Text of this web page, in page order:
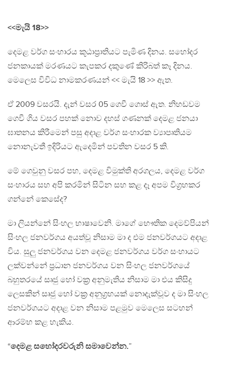
<<මැයි 18>>
දෙමළ වර්ග සංහාරය කූඨාප්‍රාතියට පැමිණ දිනය. සහෝදර
ජනකායක් මරණයට කැපකර දකුණේ කිරිබත් කෑ දිනය.
මෙලෙස විවිධ නාමකරණයන් << මැයි 18 >> ඇත.
ඒ 2009 වසරයි. දැන් වසර 05 ගෙවී ගොස් ඇත. නිහඩවම
ගෙවී ගිය වසර පහක් නොව දහස් ගණනක් දෙමළ ජනයා
ඝාතනය කිරීමෙන් පසු අදාළ වර්ග සංහාරක ව්‍යාපෘතියම
නොනැවතී ඉදිරියට ඇදෙමින් පවතින වසර 5 කි.
මේ ගෙවුනු වසර පහ, දෙමළ විමුක්ති අරගලය, දෙමළ වර්ග
සංහාරය සහ අපි කරමින් සිටින සහ කළ ​දෑ අපම විග්‍රහකර
ගන්නේ කෙසේද?
මා ලියන්නේ සිංහල භාෂාවෙනි. මාගේ භෞතික දෙමව්පියන්
සිංහල ජනවර්ගය අයත්වූ නිසාම මා ද එම ජනවර්ගයට අදාළ
විය. සුලු ජනවර්ගය වන දෙමළ ජනවර්ගය වර්ග සංහායට
ලක්වන්නේ ප්‍රධාන ජනවර්ගය වන සිංහල ජනවර්ගයේ
බහුතරයේ සෘජු හෝ වක්‍ර අනුමැතිය නිසාම මා එය කිසිදු
ලෙසකින් සෘජු හෝ වක්‍ර අනුග්‍රහයක්​ නොදැක්වූව ද මා සිංහල
ජනවර්ගයට අදාළ වන නිසාම පළමුව මෙලෙස සටහන්
ආරම්භ කළ හැකිය.
“දෙමළ සහෝදරවරුනි සමාවෙන්න.”